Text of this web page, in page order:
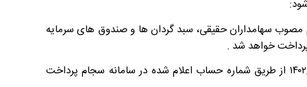
سهامداران حقیقی، سبد گردان ها و صندوق های سرمایه
۲- سهامداران حقوقی: سود سهام مصوب سهامداران حقوقی درتاریخ ۱۴۰۲/۰۵/۳۱ از طریق شماره حساب اعلام شده در سامانه سجام پرداخت